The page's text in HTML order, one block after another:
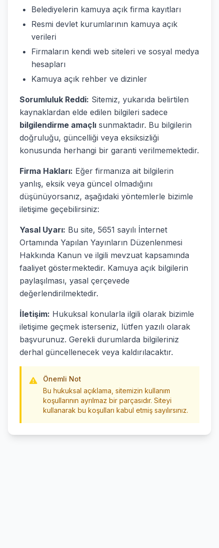
Belediyelerin kamuya açık firma kayıtları
Resmi devlet kurumlarının kamuya açık
verileri
Firmaların kendi web siteleri ve sosyal medya
hesapları
Kamuya açık rehber ve dizinler
Sorumluluk Reddi: Sitemiz, yukarıda belirtilen
kaynaklardan elde edilen bilgileri sadece
bilgilendirme amaçlı sunmaktadır. Bu bilgilerin
doğruluğu, güncelliği veya eksiksizliği
konusunda herhangi bir garanti verilmemektedir.
Firma Hakları: Eğer firmanıza ait bilgilerin
yanlış, eksik veya güncel olmadığını
düşünüyorsanız, aşağıdaki yöntemlerle bizimle
iletişime geçebilirsiniz:
Yasal Uyarı: Bu site, 5651 sayılı İnternet
Ortamında Yapılan Yayınların Düzenlenmesi
Hakkında Kanun ve ilgili mevzuat kapsamında
faaliyet göstermektedir. Kamuya açık bilgilerin
paylaşılması, yasal çerçevede
değerlendirilmektedir.
İletişim: Hukuksal konularla ilgili olarak bizimle
iletişime geçmek isterseniz, lütfen yazılı olarak
başvurunuz. Gerekli durumlarda bilgileriniz
derhal güncellenecek veya kaldırılacaktır.
Önemli Not
Bu hukuksal açıklama, sitemizin kullanım
koşullarının ayrılmaz bir parçasıdır. Siteyi
kullanarak bu koşulları kabul etmiş sayılırsınız.